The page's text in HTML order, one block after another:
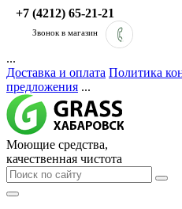
+7 (4212) 65-21-21
Звонок в магазин
...
Доставка и оплата Политика
предложения ...
Моющие средства,
качественная чистота